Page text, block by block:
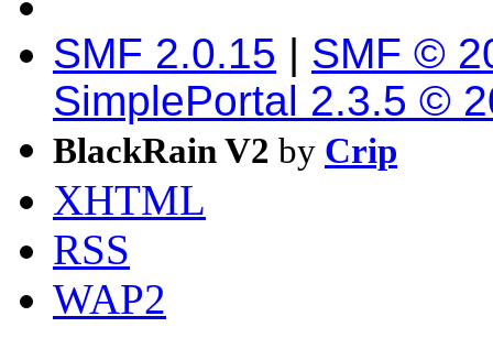
SMF 2.0.15 | SMF ©
SimplePortal 2.3.5 ©
BlackRain V2 by Crip
XHTML
RSS
WAP2